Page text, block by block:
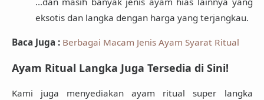
eksotis dan langka dengan harga yang terjangkau.
Baca Juga : Berbagai Macam Jenis Ayam Syarat Ritual
Ayam Ritual Langka Juga Tersedia di Sini!
Kami juga menyediakan ayam ritual super langka